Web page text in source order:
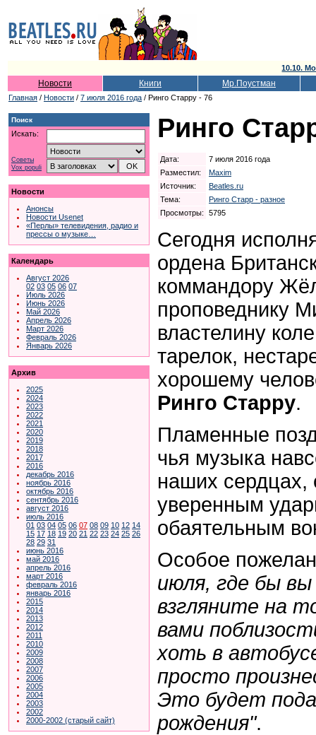
10.10.
Новости Книги Мр.Поустман
Главная / Новости / 7 июля 2016 года / Ринго Старру - 76
Поиск
Искать:
Советы
Vox populi
Новости
Анонсы
Новости Usenet
«Перлы» телевидения, радио и
прессы о музыке…
Календарь
Август 2026
02 03 05 06 07
Июль 2026
Июнь 2026
Май 2026
Апрель 2026
Март 2026
Февраль 2026
Январь 2026
Архив
2025
2024
2023
2022
2021
2020
2019
2018
2017
2016
декабрь 2016
ноябрь 2016
октябрь 2016
сентябрь 2016
август 2016
июль 2016
01 03 04 05 06 07 08 09 10 12 14
15 17 18 19 20 21 22 23 24 25 26
28 29 31
июнь 2016
май 2016
апрель 2016
март 2016
февраль 2016
январь 2016
2015
2014
2013
2012
2011
2010
2009
2008
2007
2006
2005
2004
2003
2002
2000-2002 (старый сайт)
Ринго
Дата:
7 июля 2016 года
Разместил:
Maxim
Источник:
Beatles.ru
Тема:
Ринго Старр - разное
Просмотры:
5795
Сегодня
ордена
коммандору
проповеднику
властелину
тарелок,
хорошему
Ринго Старру.
Пламенные
чья музыка
наших сердцах,
уверенным
обаятельным
Особое
июля, где бы
взгляните на
вами
хоть в
просто
Это будет
рождения".